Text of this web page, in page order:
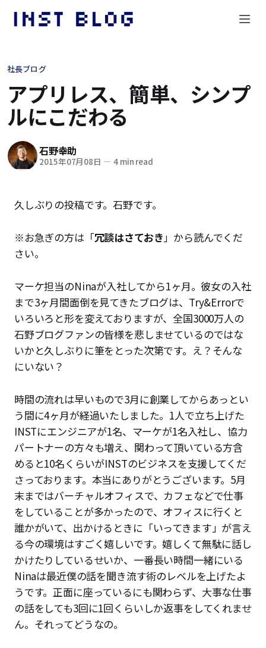
社長ブログ
アプリレス、簡単、シンプ
ルにこだわる
石野幸助
2015年07月08日 — 4 min read
久しぶりの投稿です。石野です。
※お急ぎの方は「冗談はさておき 」から読んでくだ
さい。
マーケ担当のNinaが入社してから1ヶ月。彼女の入社
まで3ヶ月間面倒を見てきたブログは、Try&Errorで
いろいろと形を変えておりますが、全国3000万人の
石野ブログファンの皆様を悲しませているのではな
いかと久しぶりに筆をとった次第です。え？そんな
にいない？
時間の流れは早いもので3月に創業してからあっとい
う間に4ヶ月が経過いたしました。1人で立ち上げた
INSTにエンジニアが1名、マーケが1名入社し、協力
パートナーの方々も増え、関わって頂いている方含
めると10名くらいがINSTのビジネスを支援してくだ
さっております。本当にありがとうございます。5月
末まではバーチャルオフィスで、カフェなどで仕事
をしていることが多かったので、オフィスに行くと
誰かがいて、出かけるときに「いってきます」が言え
る今の環境はすごく嬉しいです。嬉しくて無駄に話し
かけたりしているせいか、一番長い時間一緒にいる
Ninaは最近僕の話を聞き流す術のレベルを上げたよ
うです。正面に座っているにも関わらず、大事な仕事
の話をしても3回に1回くらいしか返事をしてくれませ
ん。それってどうなの。